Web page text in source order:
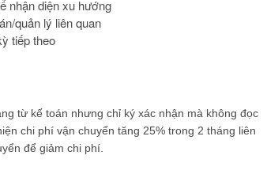
nhận diện xu hướng
quản lý liên quan
tiếp theo
từ kế toán nhưng chỉ ký xác nhận mà không đọc
chi phí vận chuyển tăng 25% trong 2 tháng liên
để giảm chi phí.